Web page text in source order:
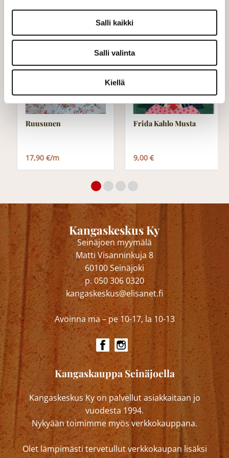
Salli kaikki
Salli valinta
Kiellä
Varastossa (10.0 m)
Ruusunen
17,90 €/m
Frida Kahlo Musta
9,00 €
Kangaskeskus Ky
Seinäjoen myymälä
Matti Visanninkuja 8
60100 Seinäjoki
p. 050 306 0320
kangaskeskus@elisanet.fi
Avoinna ma – pe 10-17, la 10-13
Kangaskauppa Seinäjoella
Kangaskeskus Ky on palvellut asiakkaitaan jo
vuodesta 1994.
Nykyään toimimme myös verkkokauppana.
Olet lämpimästi tervetullut verkkokaupan lisäksi